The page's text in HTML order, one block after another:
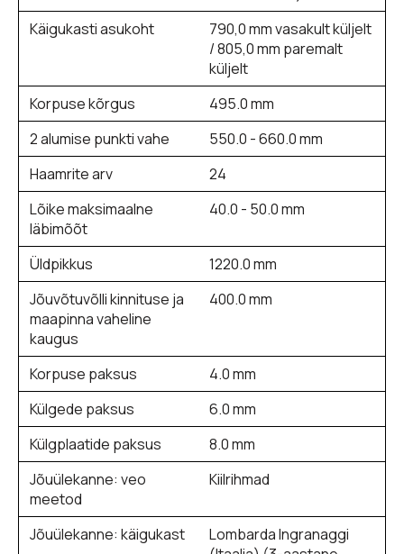
Käigukasti asukoht
790,0 mm vasakult küljelt
/ 805,0 mm paremalt
küljelt
Korpuse kõrgus
495.0 mm
2 alumise punkti vahe
550.0 - 660.0 mm
Haamrite arv
24
Lõike maksimaalne
läbimõõt
40.0 - 50.0 mm
Üldpikkus
1220.0 mm
Jõuvõtuvõlli kinnituse ja
maapinna vaheline
kaugus
400.0 mm
Korpuse paksus
4.0 mm
Külgede paksus
6.0 mm
Külgplaatide paksus
8.0 mm
Jõuülekanne: veo
meetod
Kiilrihmad
Jõuülekanne: käigukast
Lombarda Ingranaggi